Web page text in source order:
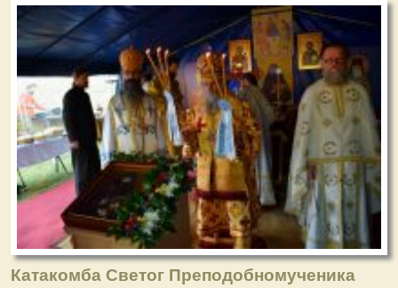
Катакомба Светог Преподобномученика